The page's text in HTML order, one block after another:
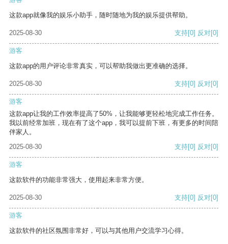
这款app就像我的娱乐小助手，随时随地为我的娱乐提供帮助。
2025-08-30 支持[0] 反对[0]
游客
这款app的用户评论非常真实，可以帮助我做出更准确的选择。
2025-08-30 支持[0] 反对[0]
游客
这款app让我的工作效率提高了50%，让我能够更轻松地完成工作任务。
我以前经常加班，现在有了这个app，我可以提前下班，有更多的时间陪
伴家人。
2025-08-30
支持[0] 反对[0]
游客
这款软件的功能非常强大，使用起来非常方便。
2025-08-30 支持[0] 反对[0]
游客
这款软件的社区氛围非常好，可以与其他用户交流学习心得。